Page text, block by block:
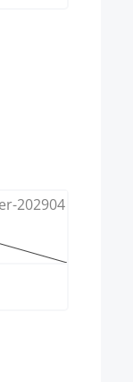
ist zurzeit nicht